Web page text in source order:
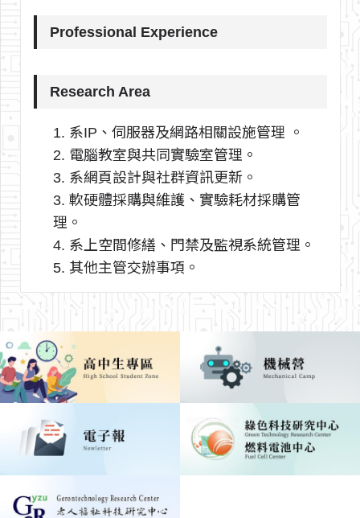
Professional Experience
Research Area
1. 系IP、伺服器及網路相關設施管理 。
2. 電腦教室與共同實驗室管理。
3. 系網頁設計與社群資訊更新。
3. 軟硬體採購與維護、實驗耗材採購管
理。
4. 系上空間修繕、門禁及監視系統管理。
5. 其他主管交辦事項。